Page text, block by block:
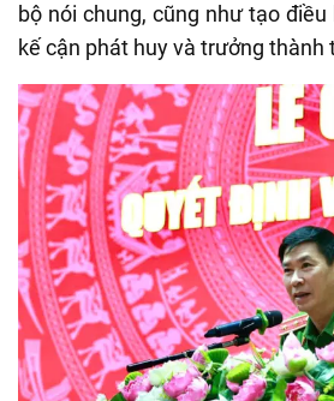
bộ nói chung, cũng như tạo
kế cận phát huy và trưởng thành